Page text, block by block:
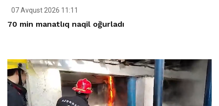
07 Avqust 2026 11:11
70 min manatlıq naqil oğurladı